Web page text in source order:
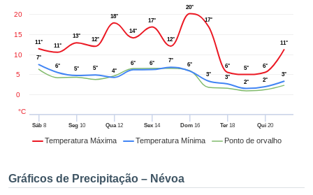
e
forma
digital
ou
permite-
a nossa
Temperatura Máxima Temperatura Mínima Ponto de orvalho
Sáb8 Seg10 Qua12 Sex 14 Dom16 Ter 18 Qui 20
0
5
10
15
20
°C
11°
11°
13°
12°
18°
14°
17°
12°
20°
17°
6° 5° 6°
11°
7°
6°
5° 5° 4°
6° 6° 7°
6°
3°
3°
2° 2°
3°
Gráficos de Precipitação – Névoa